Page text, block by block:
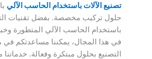
تصنيع الآلات باستخدام الحاسب الآلي
حلول تركيب مخصصة. بفضل تقنيات
باستخدام الحاسب الآلي المتطورة
في هذا المجال، يمكننا مساعدتكم في
التصنيع بحلول مبتكرة وفعالة.